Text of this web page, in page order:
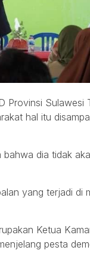
Provinsi Sulawesi
hal itu
bahwa dia tidak
yang terjadi di
Ketua
pesta